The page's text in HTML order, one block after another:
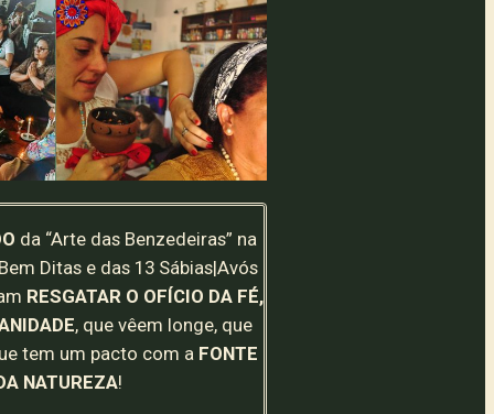
da “Arte das Benzedeiras” na
Ditas e das 13 Sábias|Avós
RESGATAR O OFÍCIO DA FÉ,
, que vêem longe, que
tem um pacto com a FONTE
NATUREZA!